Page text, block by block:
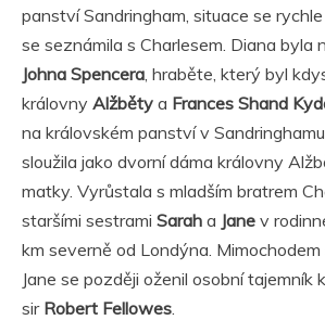
panství Sandringham, situace se
se seznámila s Charlesem. Diana byla
Johna Spencera , hraběte, který byl
královny Alžběty a Frances Shand
na královském panství v
sloužila jako dvorní dáma královny
matky. Vyrůstala s mladším bratrem
staršími sestrami Sarah a Jane v
km severně od Londýna.
Jane se později oženil osobní tajemník
sir Robert Fellowes